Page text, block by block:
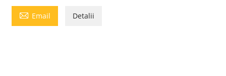
 Email Detalii